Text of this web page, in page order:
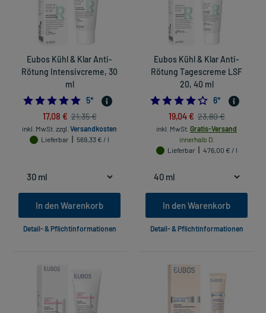
Eubos Kühl & Klar Anti-
Rötung Intensivcreme, 30
ml
4.8
5*
17,08 € 21,35 €
inkl. MwSt. zzgl. Versandkosten
Lieferbar
569,33 € / l
In den Warenkorb
Detail- & Pflichtinformationen
Eubos Kühl & Klar Anti-
Rötung Tagescreme LSF
20, 40 ml
6*
19,04 € 23,80 €
inkl. MwSt. Gratis-Versand
innerhalb D.
Lieferbar
476,00 € / l
In den Warenkorb
Detail- & Pflichtinformationen